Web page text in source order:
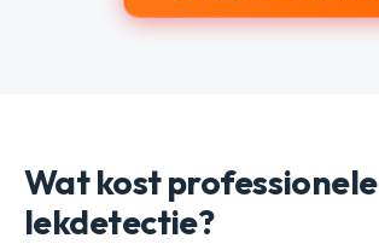
Wat kost professionele
lekdetectie?